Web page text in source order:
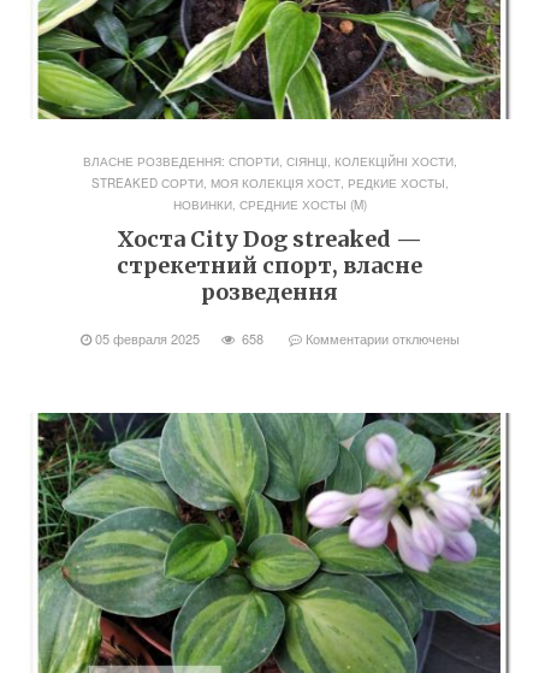
ВЛАСНЕ РОЗВЕДЕННЯ: СПОРТИ, СІЯНЦІ, КОЛЕКЦІЙНІ ХОСТИ,
STREAKED СОРТИ, МОЯ КОЛЕКЦІЯ ХОСТ, РЕДКИЕ ХОСТЫ,
НОВИНКИ, СРЕДНИЕ ХОСТЫ (M)
Хоста City Dog streaked —
стрекетний спорт, власне
розведення
05 февраля 2025 658 Комментарииотключены